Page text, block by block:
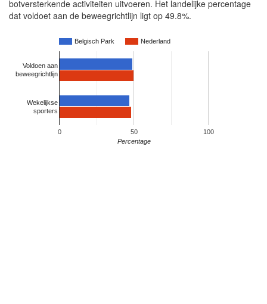
botversterkende activiteiten uitvoeren. Het landelijke percentage
dat voldoet aan de beweegrichtlijn ligt op 49.8%.
Belgisch Park Nederland
0 50 100
Voldoen aan
beweegrichtlijn
Wekelijkse
sporters
Percentage